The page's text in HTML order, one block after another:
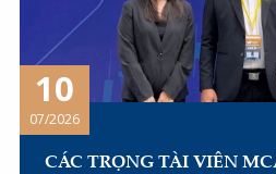
10
07/2026
CÁC TRỌNG TÀI VIÊN